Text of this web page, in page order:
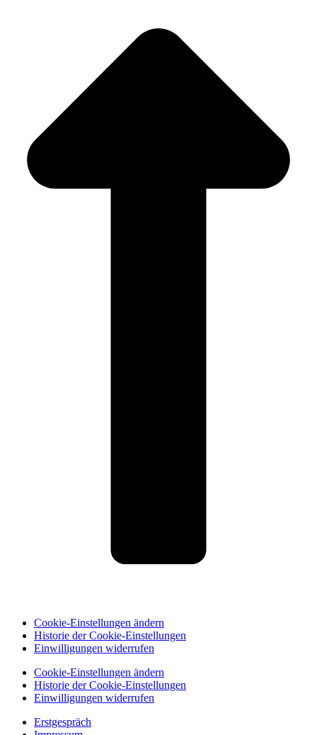
Cookie-Einstellungen ändern
Historie der Cookie-Einstellungen
Einwilligungen widerrufen
Cookie-Einstellungen ändern
Historie der Cookie-Einstellungen
Einwilligungen widerrufen
Erstgespräch